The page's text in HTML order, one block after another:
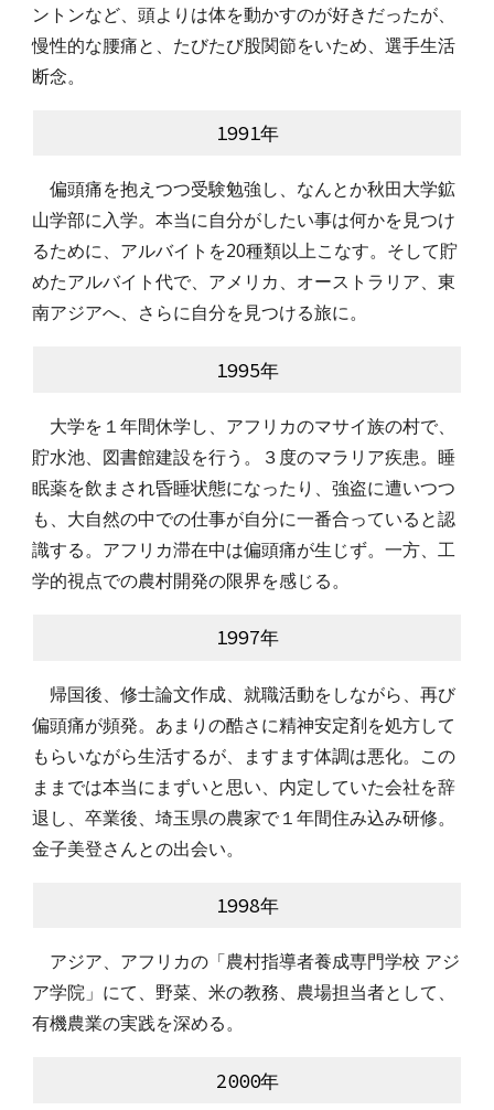
ントンなど、頭よりは体を動かすのが好きだったが、
慢性的な腰痛と、たびたび股関節をいため、選手生活
断念。
1991年
偏頭痛を抱えつつ受験勉強し、なんとか秋田大学鉱
山学部に入学。本当に自分がしたい事は何かを見つけ
るために、アルバイトを20種類以上こなす。そして貯
めたアルバイト代で、アメリカ、オーストラリア、東
南アジアへ、さらに自分を見つける旅に。
1995年
大学を１年間休学し、アフリカのマサイ族の村で、
貯水池、図書館建設を行う。３度のマラリア疾患。睡
眠薬を飲まされ昏睡状態になったり、強盗に遭いつつ
も、大自然の中での仕事が自分に一番合っていると認
識する。アフリカ滞在中は偏頭痛が生じず。一方、工
学的視点での農村開発の限界を感じる。
1997年
帰国後、修士論文作成、就職活動をしながら、再び
偏頭痛が頻発。あまりの酷さに精神安定剤を処方して
もらいながら生活するが、ますます体調は悪化。この
ままでは本当にまずいと思い、内定していた会社を辞
退し、卒業後、埼玉県の農家で１年間住み込み研修。
金子美登さんとの出会い。
1998年
アジア、アフリカの「農村指導者養成専門学校 アジ
ア学院」にて、野菜、米の教務、農場担当者として、
有機農業の実践を深める。
2000年